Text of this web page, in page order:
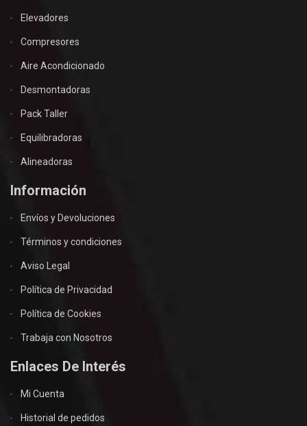
Elevadores
Compresores
Aire Acondicionado
Desmontadoras
Pack Taller
Equilibradoras
Alineadoras
Información
Envíos y Devoluciones
Términos y condiciones
Aviso Legal
Política de Privacidad
Política de Cookies
Trabaja con Nosotros
Enlaces De Interés
Mi Cuenta
Historial de pedidos